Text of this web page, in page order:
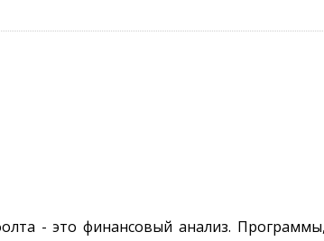
- это финансовый анализ.